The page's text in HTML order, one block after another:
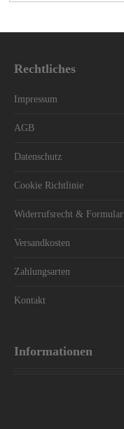
Rechtliches
Impressum
AGB
Datenschutz
Cookie Richtlinie
Widerrufsrecht & Formular
Versandkosten
Zahlungsarten
Kontakt
Informationen